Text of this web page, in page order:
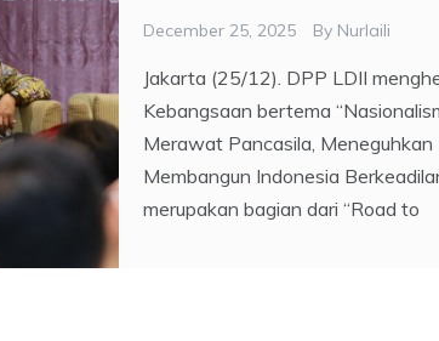
December 25, 2025 By Nurlaili
Jakarta (25/12). DPP LDII
Kebangsaan bertema
Merawat Pancasila, Meneguhkan
Membangun Indonesia
merupakan bagian dari “Road to